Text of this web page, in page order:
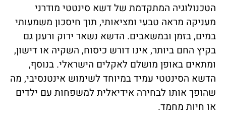
הטכנולוגיה המתקדמת של דשא סינטטי מודרני
מעניקה מראה טבעי ומציאותי, תוך חיסכון משמעותי
במים, בזמן ובמשאבים. הדשא נשאר ירוק ורענן גם
בקיץ החם ביותר, אינו דורש כיסוח, השקיה או דישון,
ומתאים באופן מושלם לאקלים הישראלי. בנוסף,
הדשא הסינטטי עמיד במיוחד לשימוש אינטנסיבי, מה
שהופך אותו לבחירה אידיאלית למשפחות עם ילדים
או חיות מחמד.